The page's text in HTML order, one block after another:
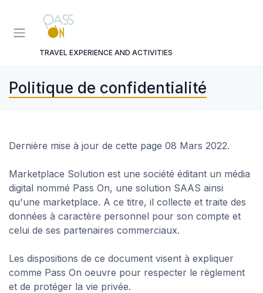
TRAVEL EXPERIENCE AND ACTIVITIES
Politique de confidentialité
Dernière mise à jour de cette page 08 Mars 2022.
Marketplace Solution est une société éditant un média
digital nommé Pass On, une solution SAAS ainsi
qu'une marketplace. A ce titre, il collecte et traite des
données à caractère personnel pour son compte et
celui de ses partenaires commerciaux.
Les dispositions de ce document visent à expliquer
comme Pass On oeuvre pour respecter le règlement
et de protéger la vie privée.